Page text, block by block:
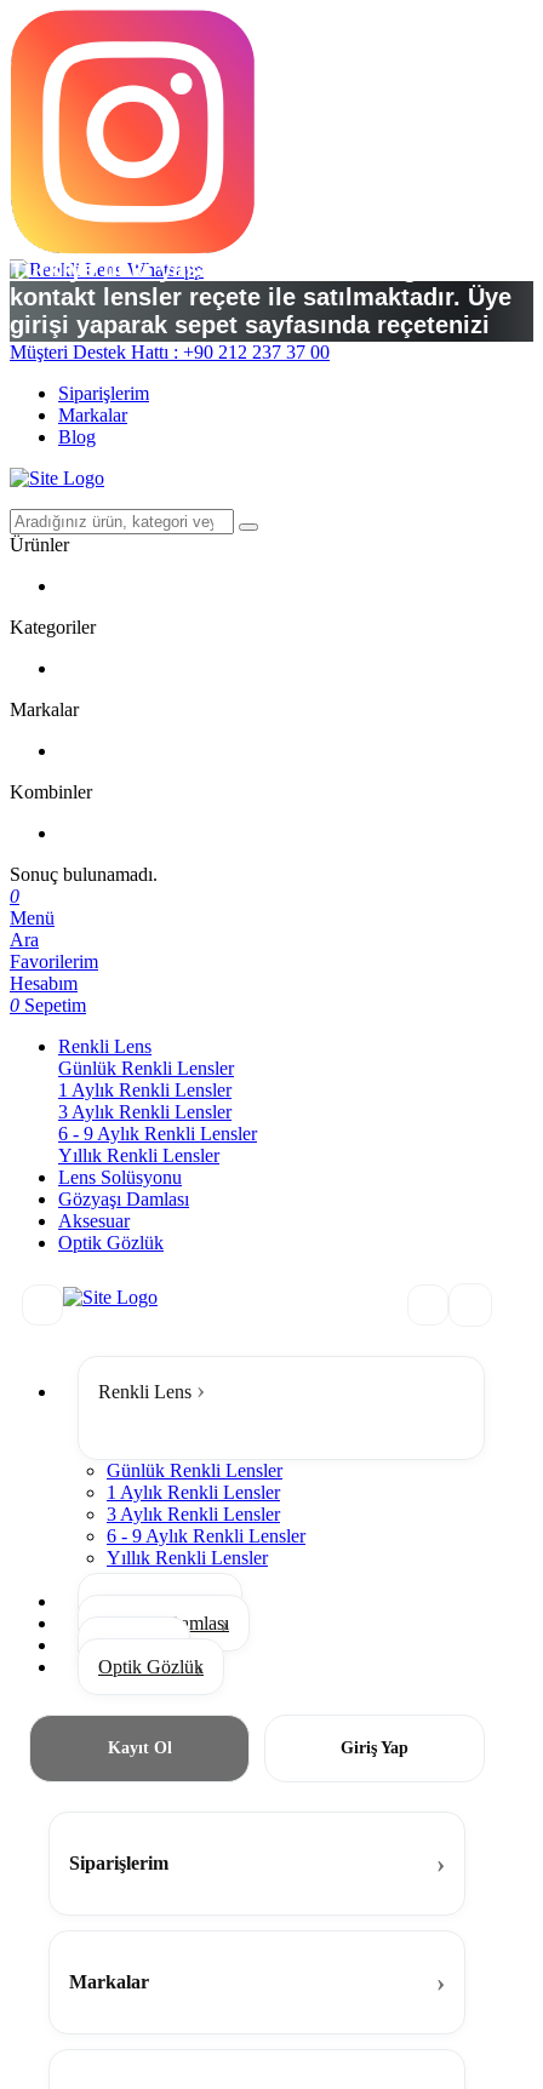
Türkiye’deki yasal düzenlemelere göre
kontakt lensler reçete ile satılmaktadır. Üye
girişi yaparak sepet sayfasında reçetenizi
yükleyebilirsiniz.
Müşteri Destek Hattı : +90 212 237 37 00
Siparişlerim
Markalar
Blog
Ürünler
Kategoriler
Markalar
Kombinler
Sonuç bulunamadı.
0
Menü
Ara
Favorilerim
Hesabım
0 Sepetim
Renkli Lens
Günlük Renkli Lensler
1 Aylık Renkli Lensler
3 Aylık Renkli Lensler
6 - 9 Aylık Renkli Lensler
Yıllık Renkli Lensler
Lens Solüsyonu
Gözyaşı Damlası
Aksesuar
Optik Gözlük
Renkli Lens
Günlük Renkli Lensler
1 Aylık Renkli Lensler
3 Aylık Renkli Lensler
6 - 9 Aylık Renkli Lensler
Yıllık Renkli Lensler
Gözyaşı Damlası
Optik Gözlük
Kayıt Ol Giriş Yap
Siparişlerim
Markalar